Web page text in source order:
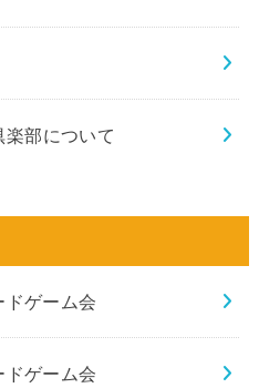
部について
ドゲーム会
ドゲーム会